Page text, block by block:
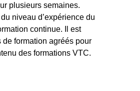
plusieurs semaines.
niveau d’expérience du
continue. Il est
formation agréés pour
des formations VTC.